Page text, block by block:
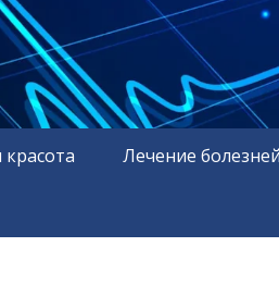
Лечение болезней